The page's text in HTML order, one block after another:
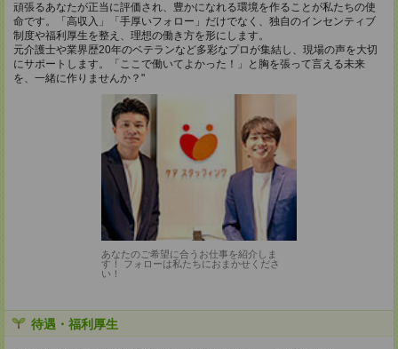
頑張るあなたが正当に評価され、豊かになれる環境を作ることが私たちの使
命です。「高収入」「手厚いフォロー」だけでなく、独自のインセンティブ
制度や福利厚生を整え、理想の働き方を形にします。
元介護士や業界歴20年のベテランなど多彩なプロが集結し、現場の声を大切
にサポートします。「ここで働いてよかった！」と胸を張って言える未来
を、一緒に作りませんか？"
あなたのご希望に合うお仕事を紹介しま
す！ フォローは私たちにおまかせくださ
い！
待遇・福利厚生